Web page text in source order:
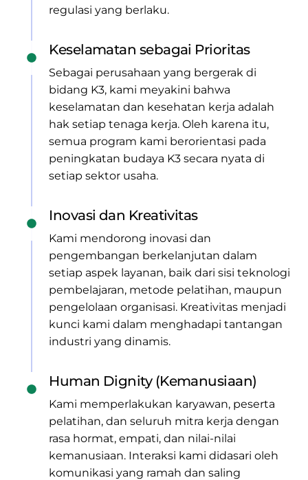
regulasi yang berlaku.
Keselamatan sebagai Prioritas
Sebagai perusahaan yang bergerak di
bidang K3, kami meyakini bahwa
keselamatan dan kesehatan kerja adalah
hak setiap tenaga kerja. Oleh karena itu,
semua program kami berorientasi pada
peningkatan budaya K3 secara nyata di
setiap sektor usaha.
Inovasi dan Kreativitas
Kami mendorong inovasi dan
pengembangan berkelanjutan dalam
setiap aspek layanan, baik dari sisi teknologi
pembelajaran, metode pelatihan, maupun
pengelolaan organisasi. Kreativitas menjadi
kunci kami dalam menghadapi tantangan
industri yang dinamis.
Human Dignity (Kemanusiaan)
Kami memperlakukan karyawan, peserta
pelatihan, dan seluruh mitra kerja dengan
rasa hormat, empati, dan nilai-nilai
kemanusiaan. Interaksi kami didasari oleh
komunikasi yang ramah dan saling